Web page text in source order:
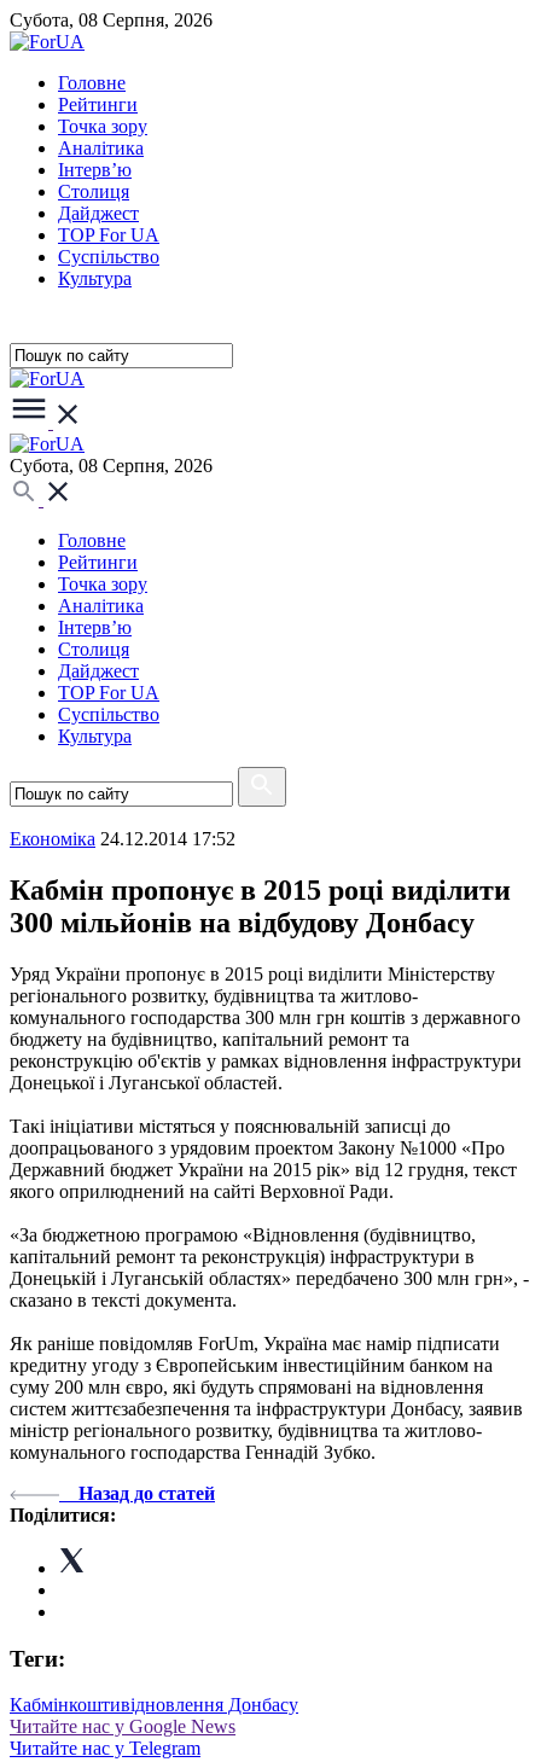
Субота, 08 Серпня, 2026
Головне
Рейтинги
Точка зору
Аналітика
Інтерв’ю
Столиця
Дайджест
TOP For UA
Суспiльство
Культура
Субота, 08 Серпня, 2026
Головне
Рейтинги
Точка зору
Аналітика
Інтерв’ю
Столиця
Дайджест
TOP For UA
Суспiльство
Культура
Економіка 24.12.2014 17:52
Кабмін пропонує в 2015 році виділити
300 мільйонів на відбудову Донбасу
Уряд України пропонує в 2015 році виділити Міністерству
регіонального розвитку, будівництва та житлово-
комунального господарства 300 млн грн коштів з державного
бюджету на будівництво, капітальний ремонт та
реконструкцію об'єктів у рамках відновлення інфраструктури
Донецької і Луганської областей.
Такі ініціативи містяться у пояснювальній записці до
доопрацьованого з урядовим проектом Закону №1000 «Про
Державний бюджет України на 2015 рік» від 12 грудня, текст
якого оприлюднений на сайті Верховної Ради.
«За бюджетною програмою «Відновлення (будівництво,
капітальний ремонт та реконструкція) інфраструктури в
Донецькій і Луганській областях» передбачено 300 млн грн», -
сказано в тексті документа.
Як раніше повідомляв ForUm, Україна має намір підписати
кредитну угоду з Європейським інвестиційним банком на
суму 200 млн євро, які будуть спрямовані на відновлення
систем життєзабезпечення та інфраструктури Донбасу, заявив
міністр регіонального розвитку, будівництва та житлово-
комунального господарства Геннадій Зубко.
Назад до статей
Поділитися:
Теги:
Кабмінкоштивідновлення Донбасу
Читайте нас у Google News
Читайте нас у Telegram